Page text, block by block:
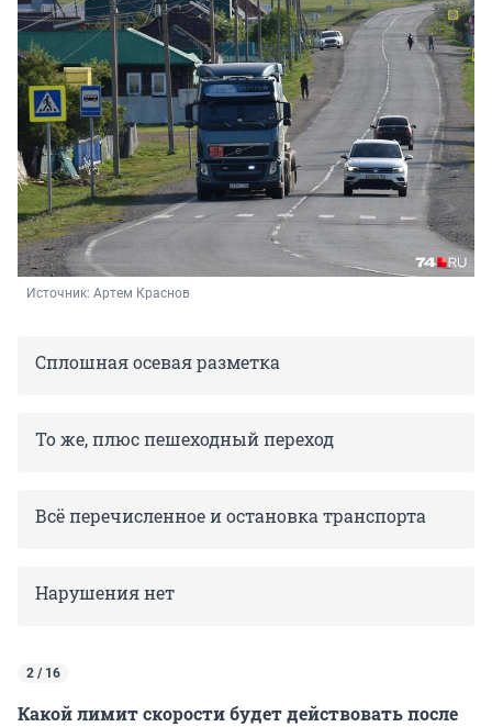
Источник: Артем Краснов
Сплошная осевая разметка
То же, плюс пешеходный переход
Всё перечисленное и остановка транспорта
Нарушения нет
2 / 16
Какой лимит скорости будет действовать после